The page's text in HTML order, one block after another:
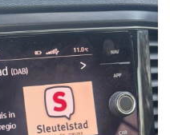
0 Volgend uur